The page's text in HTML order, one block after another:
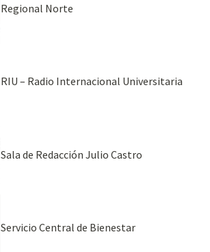
Regional Norte
RIU – Radio Internacional Universitaria
Sala de Redacción Julio Castro
Servicio Central de Bienestar